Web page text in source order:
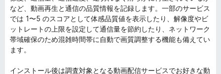
など、動画再生と通信の品質情報を記録します。一部のサービス
では 1〜5 のスコアとして体感品質値を表示したり、解像度やビ
ットレートの上限を設定して通信量を節約したり、ネットワーク
帯域確保のため混雑時間帯に自動で画質調整する機能も備えてい
ます。
インストール後は調査対象となる動画配信サービスでお好きな動